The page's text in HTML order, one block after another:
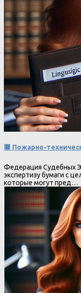
🟥 Пожарно-
Федерация Судебных
экспертизу бумаги с
которые могут пред…